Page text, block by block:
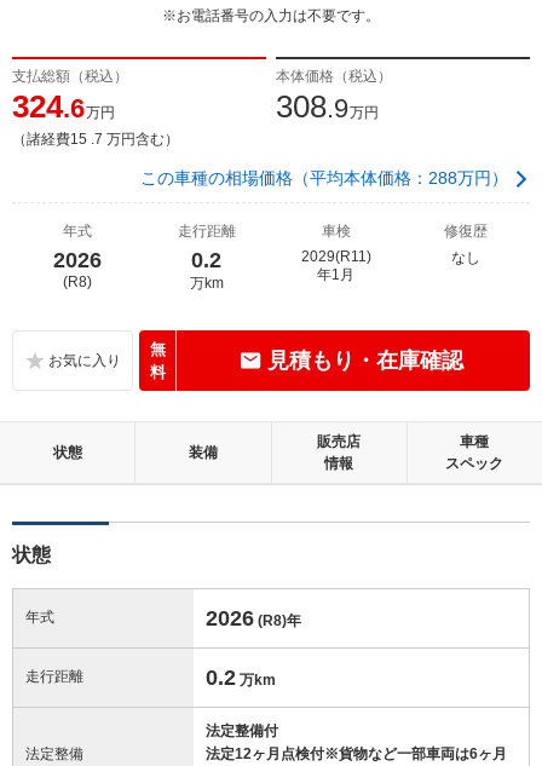
※お電話番号の入力は不要です。
支払総額（税込）
324.6万円
（諸経費15 .7 万円含む）
本体価格（税込）
308.9万円
この車種の相場価格（平均本体価格：288万円）
年式
2026
(R8)
走行距離
0.2
万km
車検
2029(R11)
年1月
修復歴
なし
無
料
見積もり・在庫確認
状態 装備
販売店
情報
車種
スペック
状態
年式 2026 (R8)年
走行距離 0.2 万km
法定整備
法定整備付
法定12ヶ月点検付※貨物など一部車両は6ヶ月